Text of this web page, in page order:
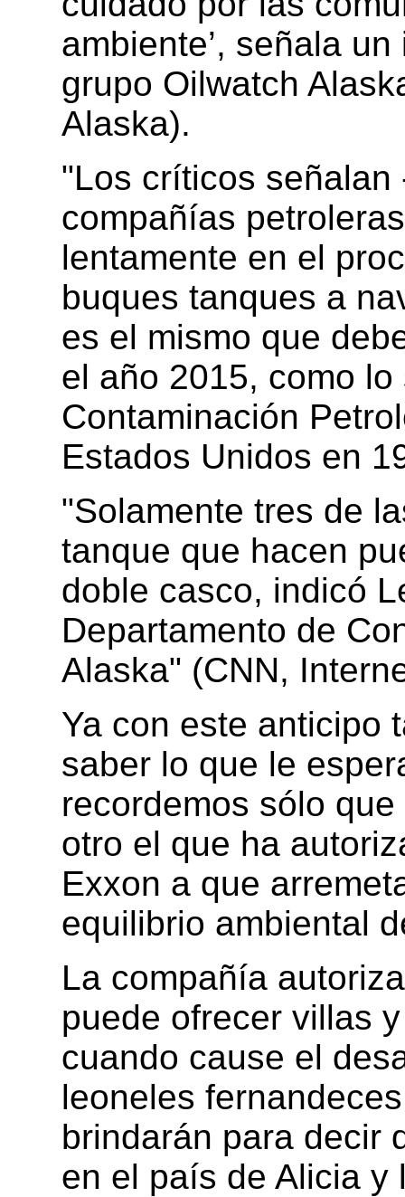
ambiente’, señala
grupo Oilwatch
Alaska).
"Los críticos señalan
compañías
lentamente en el
buques tanques a
es el mismo que
el año 2015, como
Contaminación
Estados Unidos en
"Solamente tres de
tanque que hacen
doble casco, indicó
Departamento de
Alaska" (CNN,
Ya con este anticipo
saber lo que le
recordemos sólo
otro el que ha
Exxon a que
equilibrio ambiental
La compañía
puede ofrecer villas
cuando cause el
leoneles
brindarán para decir
en el país de Alicia y